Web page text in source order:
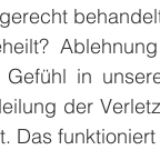
in
der
Das